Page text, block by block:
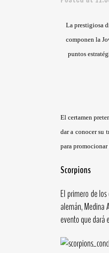
La prestigiosa
componen la
puntos
El certamen
dar a conocer su
para promocionar
Scorpions
El primero de
alemán, Medina
evento que dará